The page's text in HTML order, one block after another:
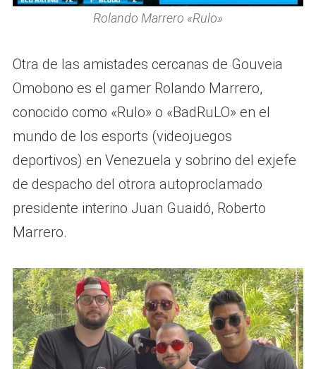
Rolando Marrero «Rulo»
Otra de las amistades cercanas de Gouveia
Omobono es el gamer Rolando Marrero,
conocido como «Rulo» o «BadRuLO» en el
mundo de los esports (videojuegos
deportivos) en Venezuela y sobrino del exjefe
de despacho del otrora autoproclamado
presidente interino Juan Guaidó, Roberto
Marrero.